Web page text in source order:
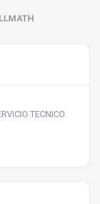
TECNICO